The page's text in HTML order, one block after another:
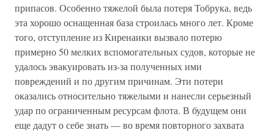
припасов. Особенно тяжелой была потеря Тобрука, ведь
эта хорошо оснащенная база строилась много лет. Кроме
того, отступление из Киренаики вызвало потерю
примерно 50 мелких вспомогательных судов, которые не
удалось эвакуировать из-за полученных ими
повреждений и по другим причинам. Эти потери
оказались относительно тяжелыми и нанесли серьезный
удар по ограниченным ресурсам флота. В будущем они
еще дадут о себе знать — во время повторного захвата